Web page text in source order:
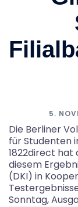
5.
Die Berliner
für Studenten
1822direct hat
diesem
(DKI) in
Sonntag,